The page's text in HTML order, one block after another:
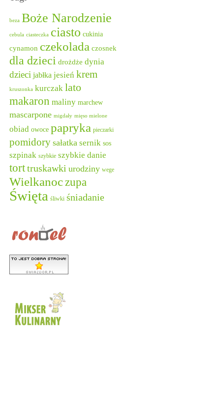
beza Boże Narodzenie
cebula ciasteczka ciasto cukinia
cynamon czekolada czosnek
dla dzieci drożdże dynia
dzieci jabłka jesień krem
kruszonka kurczak lato
makaron maliny marchew
mascarpone migdały mięso mielone
obiad owoce papryka pieczarki
pomidory sałatka sernik sos
szpinak szybkie szybkie danie
torttruskawki urodziny wege
Wielkanoczupa
Święta śliwki śniadanie